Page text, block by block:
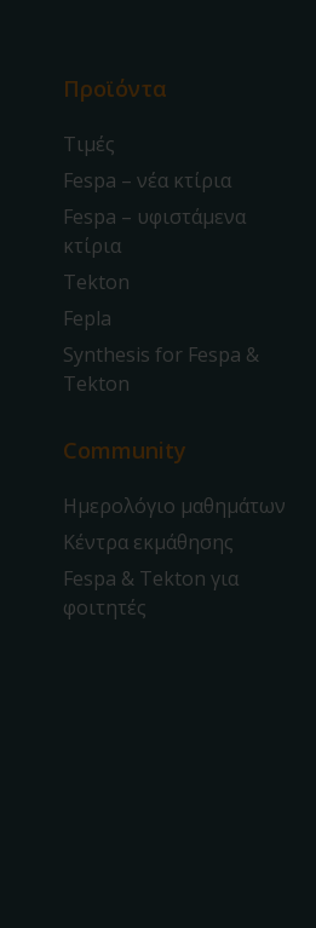
Προϊόντα
Τιμές
Fespa – νέα κτίρια
Fespa – υφιστάμενα
κτίρια
Tekton
Fepla
Synthesis for Fespa &
Tekton
Community
Ημερολόγιο μαθημάτων
Κέντρα εκμάθησης
Fespa & Tekton για
φοιτητές